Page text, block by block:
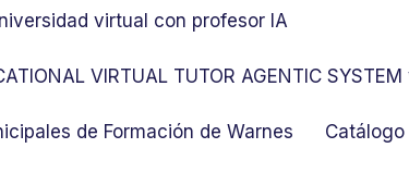
virtual con profesor IA
VIRTUAL TUTOR AGENTIC
de Formación de Warnes